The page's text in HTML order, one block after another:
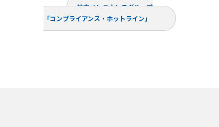
共立メンテナンスグループ
「コンプライアンス・ホットライン」